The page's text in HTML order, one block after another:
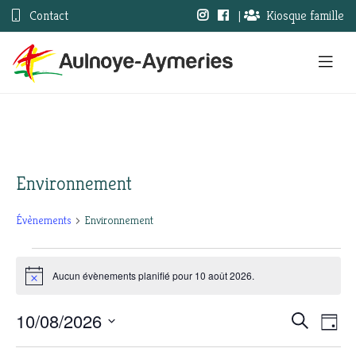
Contact | Kiosque famille
Environnement
Évènements Environnement
Évènements
for
10
Notice Aucun évènements planifié pour 10 août 2026.
Recherche
de
Jour
10/08/2026
Sélectionnez